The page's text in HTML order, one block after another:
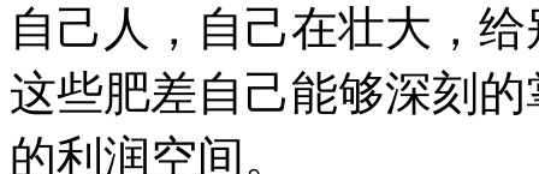
自己人，自己在壮大，
这些肥差自己能够深刻
的利润空间。